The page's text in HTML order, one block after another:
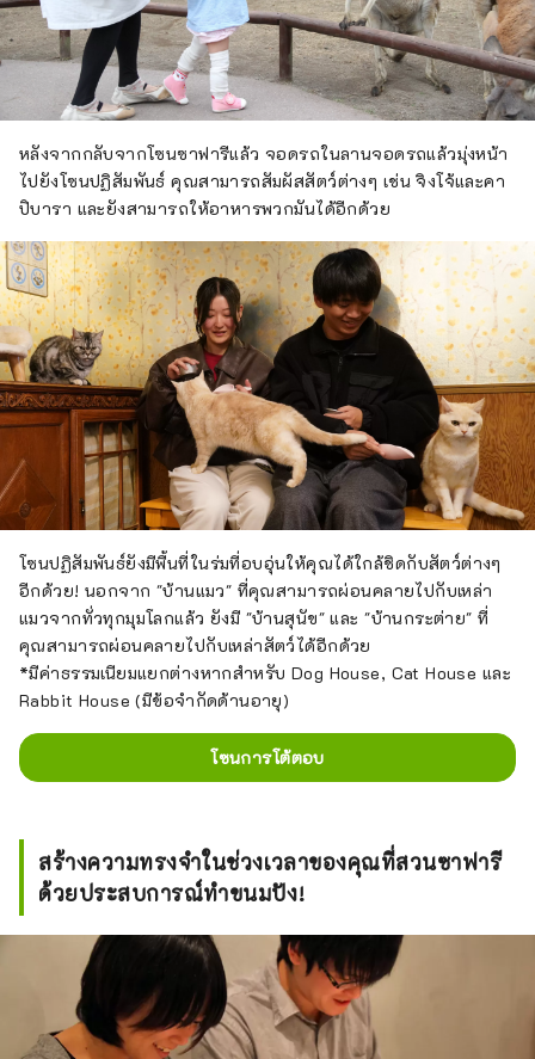
หลังจากกลับจากโซนซาฟารีแล้ว จอดรถในลานจอดรถแล้วมุ่งหน้า
ไปยังโซนปฏิสัมพันธ์ คุณสามารถสัมผัสสัตว์ต่างๆ เช่น จิงโจ้และคา
ปิบารา และยังสามารถให้อาหารพวกมันได้อีกด้วย
โซนปฏิสัมพันธ์ยังมีพื้นที่ในร่มที่อบอุ่นให้คุณได้ใกล้ชิดกับสัตว์ต่างๆ
อีกด้วย! นอกจาก "บ้านแมว" ที่คุณสามารถผ่อนคลายไปกับเหล่า
แมวจากทั่วทุกมุมโลกแล้ว ยังมี "บ้านสุนัข" และ "บ้านกระต่าย" ที่
คุณสามารถผ่อนคลายไปกับเหล่าสัตว์ได้อีกด้วย
*มีค่าธรรมเนียมแยกต่างหากสำหรับ Dog House, Cat House และ
Rabbit House (มีข้อจำกัดด้านอายุ)
โซนการโต้ตอบ
สร้างความทรงจำในช่วงเวลาของคุณที่สวนซาฟารี
ด้วยประสบการณ์ทำขนมปัง!